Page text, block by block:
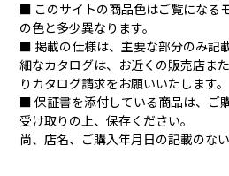
■ このサイトの商品色はご覧になる
の色と多少異なります。
■ 掲載の仕様は、主要な部分のみ記
細なカタログは、お近くの販売店ま
りカタログ請求をお願いいたします。
■ 保証書を添付している商品は、ご
受け取りの上、保存ください。
尚、店名、ご購入年月日の記載のな